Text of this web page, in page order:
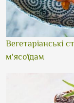
Вегетаріанські
м'ясоїдам